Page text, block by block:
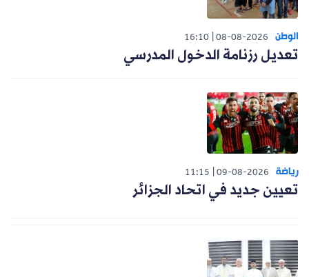
الوطن 08-08-2026
16:10
تعديل رزنامة الدخول المدرسي
رياضة 09-08-2026
11:15
تعيين جديد في اتحاد الجزائر